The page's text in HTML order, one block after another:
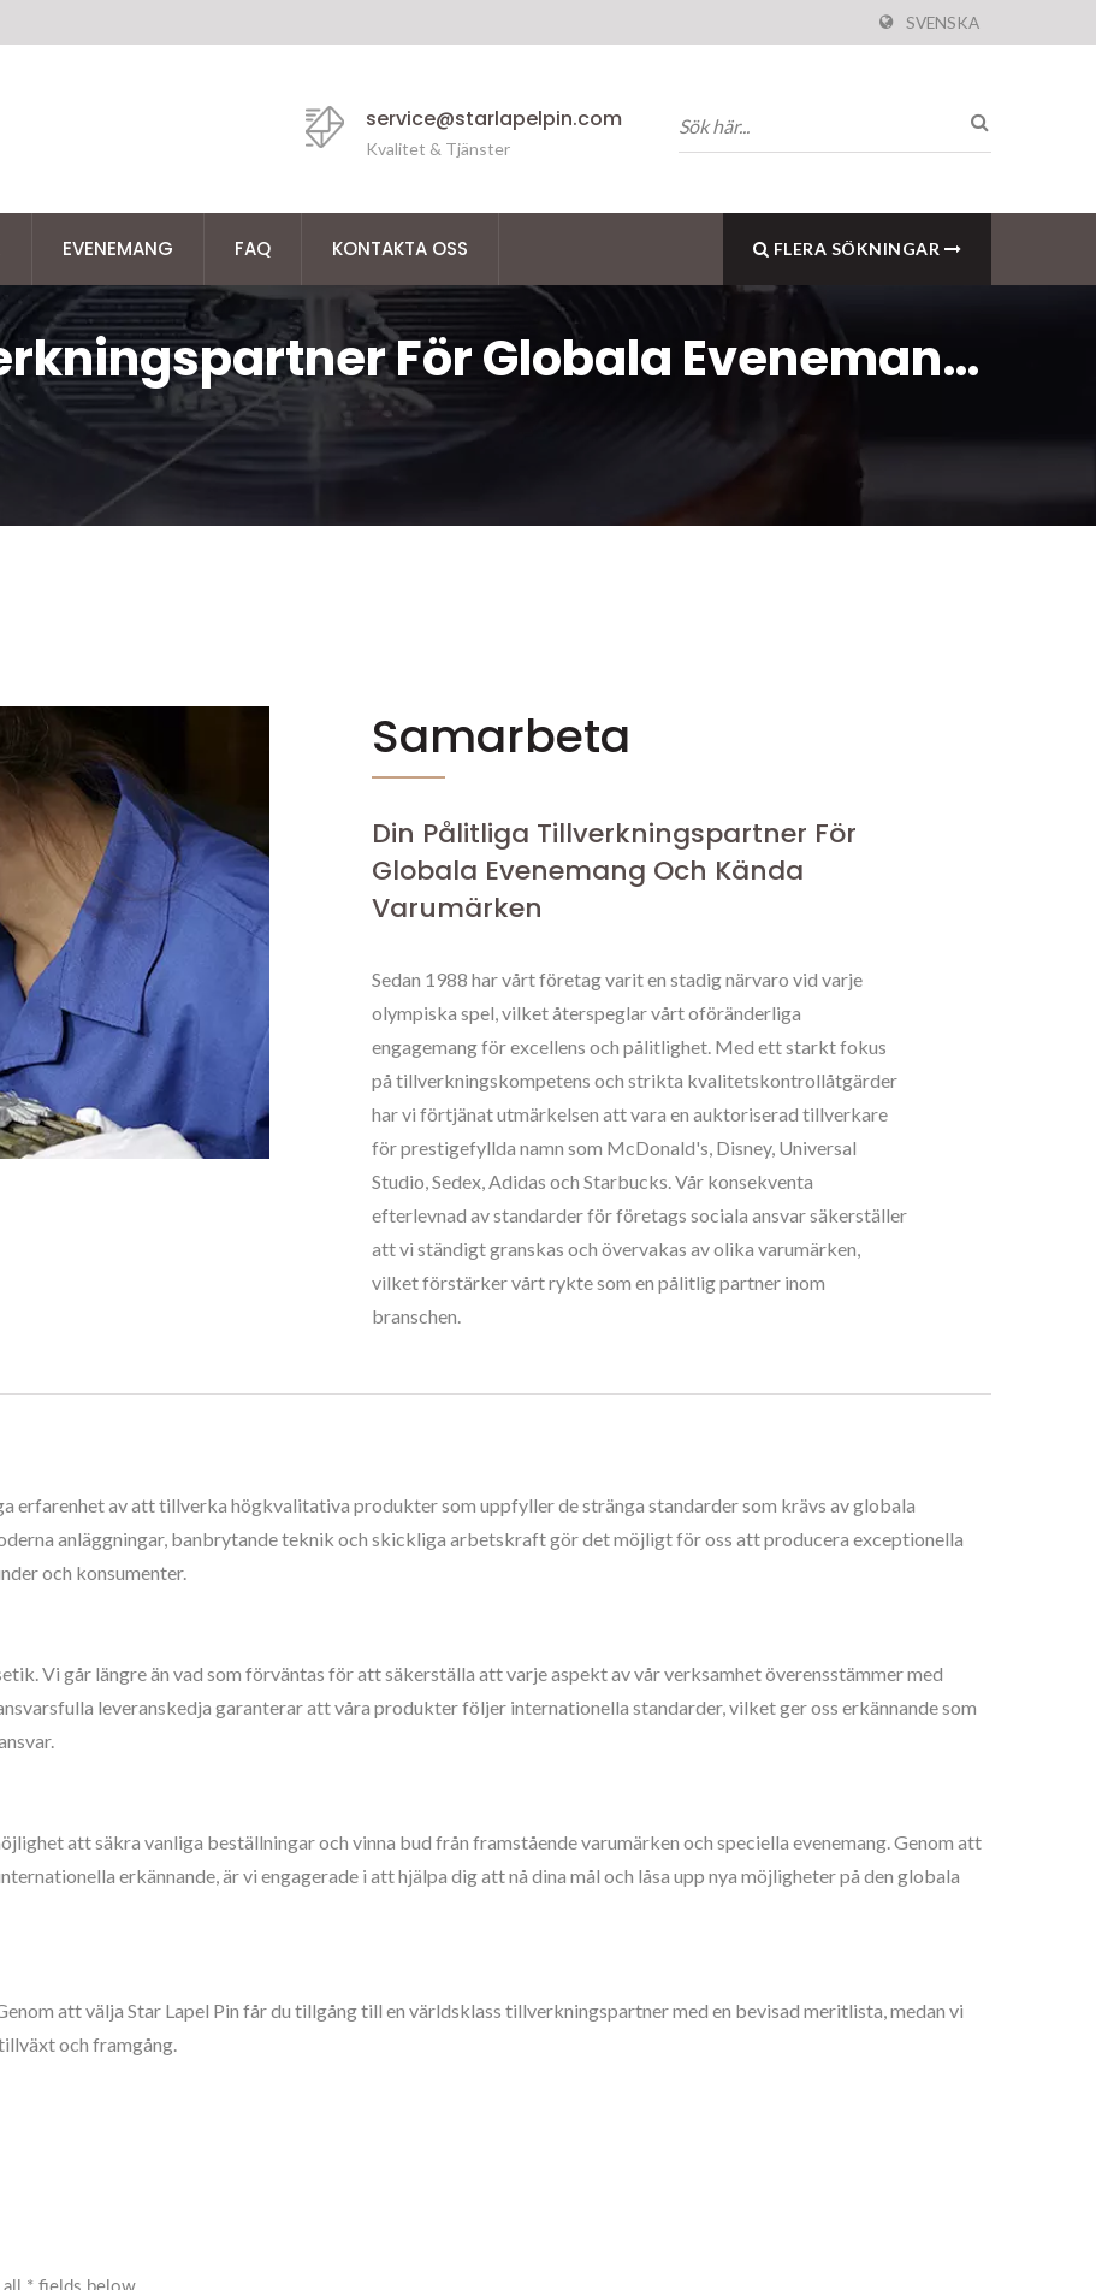
SVENSKA
service@starlapelpin.com
Kvalitet & Tjänster
EVENEMANG FAQ KONTAKTA OSS FLERA SÖKNINGAR
För Globala Evenemang
Samarbeta
Din Pålitliga Tillverkningspartner För
Globala Evenemang Och Kända
Varumärken
Sedan 1988 har vårt företag varit en stadig närvaro vid varje
olympiska spel, vilket återspeglar vårt oföränderliga
engagemang för excellens och pålitlighet. Med ett starkt fokus
på tillverkningskompetens och strikta kvalitetskontrollåtgärder
har vi förtjänat utmärkelsen att vara en auktoriserad tillverkare
för prestigefyllda namn som McDonald's, Disney, Universal
Studio, Sedex, Adidas och Starbucks. Vår konsekventa
efterlevnad av standarder för företags sociala ansvar säkerställer
att vi ständigt granskas och övervakas av olika varumärken,
vilket förstärker vårt rykte som en pålitlig partner inom
branschen.
erfarenhet av att tillverka högkvalitativa produkter som uppfyller de stränga standarder som krävs av globala
anläggningar, banbrytande teknik och skickliga arbetskraft gör det möjligt för oss att producera exceptionella
och konsumenter.
Vi går längre än vad som förväntas för att säkerställa att varje aspekt av vår verksamhet överensstämmer med
leveranskedja garanterar att våra produkter följer internationella standarder, vilket ger oss erkännande som
att säkra vanliga beställningar och vinna bud från framstående varumärken och speciella evenemang. Genom att
erkännande, är vi engagerade i att hjälpa dig att nå dina mål och låsa upp nya möjligheter på den globala
att välja Star Lapel Pin får du tillgång till en världsklass tillverkningspartner med en bevisad meritlista, medan vi
och framgång.